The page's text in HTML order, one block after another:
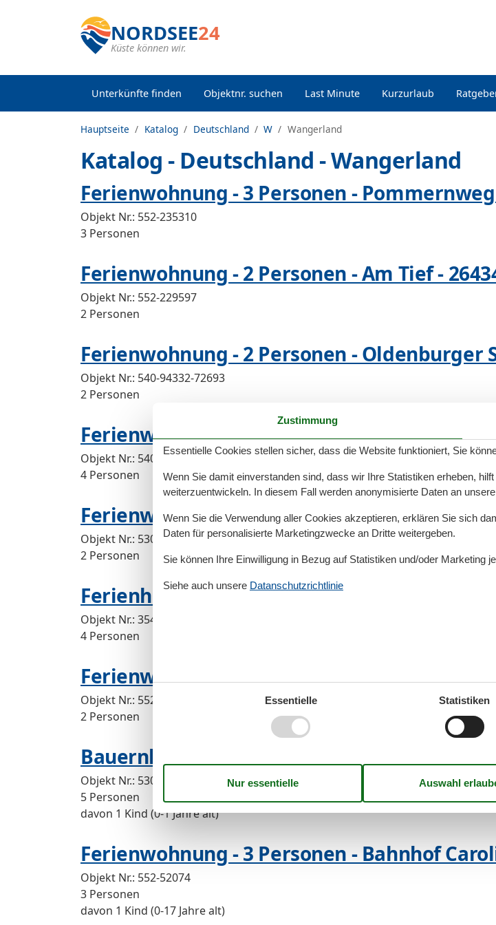
NORDSEE24
Küste können wir.
Unterkünfte finden Objektnr. suchen Last Minute Kurzurlaub
Hauptseite Katalog Deutschland W Wangerland
Katalog - Deutschland - Wangerland
Ferienwohnung - 3 Personen -
Objekt Nr.: 552-235310
3 Personen
Ferienwohnung - 2 Personen - Am Tief -
Objekt Nr.: 552-229597
2 Personen
Ferienwohnung - 2 Personen - Oldenburger
Objekt Nr.: 540-94332-72693
2 Personen
Ferienwohnung - 4 Personen - Oldenburger
Objekt Nr.: 540-94331-72692
4 Personen
Ferienwohnung - 2 Personen - Jadestraße -
Objekt Nr.: 530-560610
2 Personen
Ferienhaus - 4 Personen - 26434 - Wangerland
Objekt Nr.: 354-DE-26434-256
4 Personen
Ferienwohnung - 2 Personen - Mellumweg -
Objekt Nr.: 552-125582
2 Personen
Bauernhof - 5 Personen - Elisabethgroden -
Objekt Nr.: 530-823295
5 Personen
davon 1 Kind (0-1 Jahre alt)
Ferienwohnung - 3 Personen - Bahnhof
Objekt Nr.: 552-52074
3 Personen
davon 1 Kind (0-17 Jahre alt)
Zustimmung
Essentielle Cookies stellen sicher, dass die Website funktioniert, Sie
Wenn Sie damit einverstanden sind, dass wir Ihre Statistiken erheben,
weiterzuentwickeln. In diesem Fall werden anonymisierte Daten an
Wenn Sie die Verwendung aller Cookies akzeptieren, erklären Sie sich
Daten für personalisierte Marketingzwecke an Dritte weitergeben.
Sie können Ihre Einwilligung in Bezug auf Statistiken und/oder Marketing
Siehe auch unsere Datanschutzrichtlinie
Essentielle Statistiken